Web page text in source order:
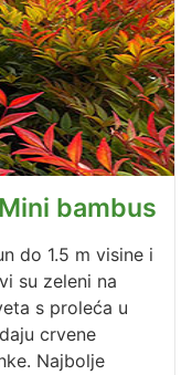
bambus
do 1.5 m visine i
su zeleni na
s proleća u
crvene
Najbolje